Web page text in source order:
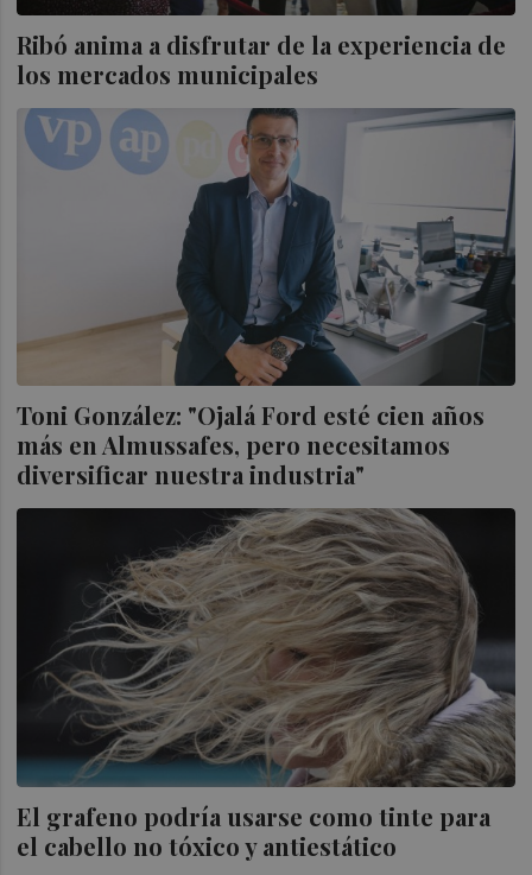
Ribó anima a disfrutar de la experiencia de
los mercados municipales
Toni González: "Ojalá Ford esté cien años
más en Almussafes, pero necesitamos
diversificar nuestra industria"
El grafeno podría usarse como tinte para
el cabello no tóxico y antiestático